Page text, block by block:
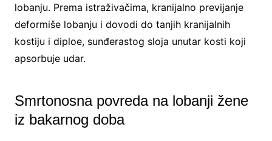
lobanju. Prema istraživačima, kranijalno previjanje
deformiše lobanju i dovodi do tanjih kranijalnih
kostiju i diploe, sunđerastog sloja unutar kosti koji
apsorbuje udar.
Smrtonosna povreda na lobanji žene
iz bakarnog doba